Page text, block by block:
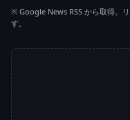
※ Google News RSS から取得。
す。